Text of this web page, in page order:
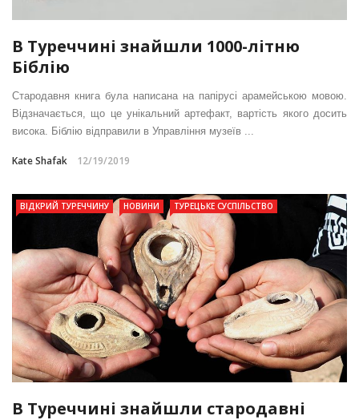
В Туреччині знайшли 1000-літню
Біблію
Стародавня книга була написана на папірусі арамейською мовою.
Відзначається, що це унікальний артефакт, вартість якого досить
висока. Біблію відправили в Управління музеїв ...
Kate Shafak 12/19/2019
ВІДКРИЙ ТУРЕЧЧИНУ НОВИНИ ТУРЕЦЬКЕ СУСПІЛЬСТВО
В Туреччині знайшли стародавні